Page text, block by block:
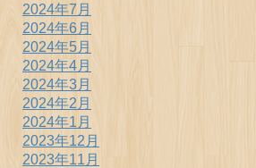
2024年7月
2024年6月
2024年5月
2024年4月
2024年3月
2024年2月
2024年1月
2023年12月
2023年11月